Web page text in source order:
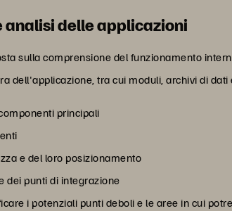
analisi delle applicazioni
sulla comprensione del funzionamento
dell'applicazione, tra cui moduli, archivi di
principali
e del loro posizionamento
dei punti di integrazione
i potenziali punti deboli e le aree in cui